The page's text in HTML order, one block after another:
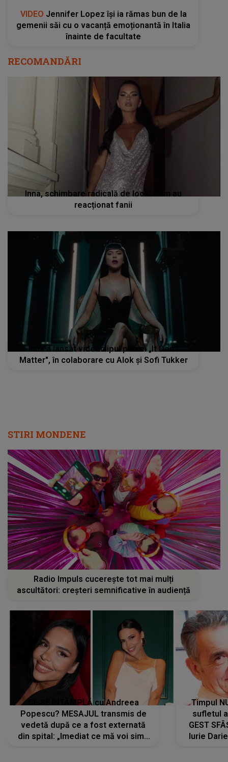
VIDEO Jennifer Lopez își ia rămas bun de la
gemenii săi cu o vacanță emoționantă în Italia
înainte de facultate
RECOMANDĂRI
Inna, schimbare radicală de look! Cum au
reacționat fanii
Inna a lansat videoclipul piesei „It Don't
Matter", în colaborare cu Alok și Sofi Tukker
STIRI MONDENE
Radio Impuls cucerește tot mai mulți
ascultători: creșteri semnificative în audiență
CE SE ÎNTÂMPLĂ cu Andreea
Popescu? MESAJUL transmis de
vedetă după ce a fost externată
din spital: „Imediat ce mă voi simți
Timpul
sufletul
GEST
Iurie